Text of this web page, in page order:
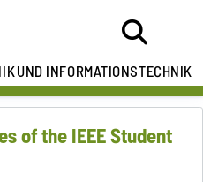
UND INFORMATIONSTECHNIK
of the IEEE Student